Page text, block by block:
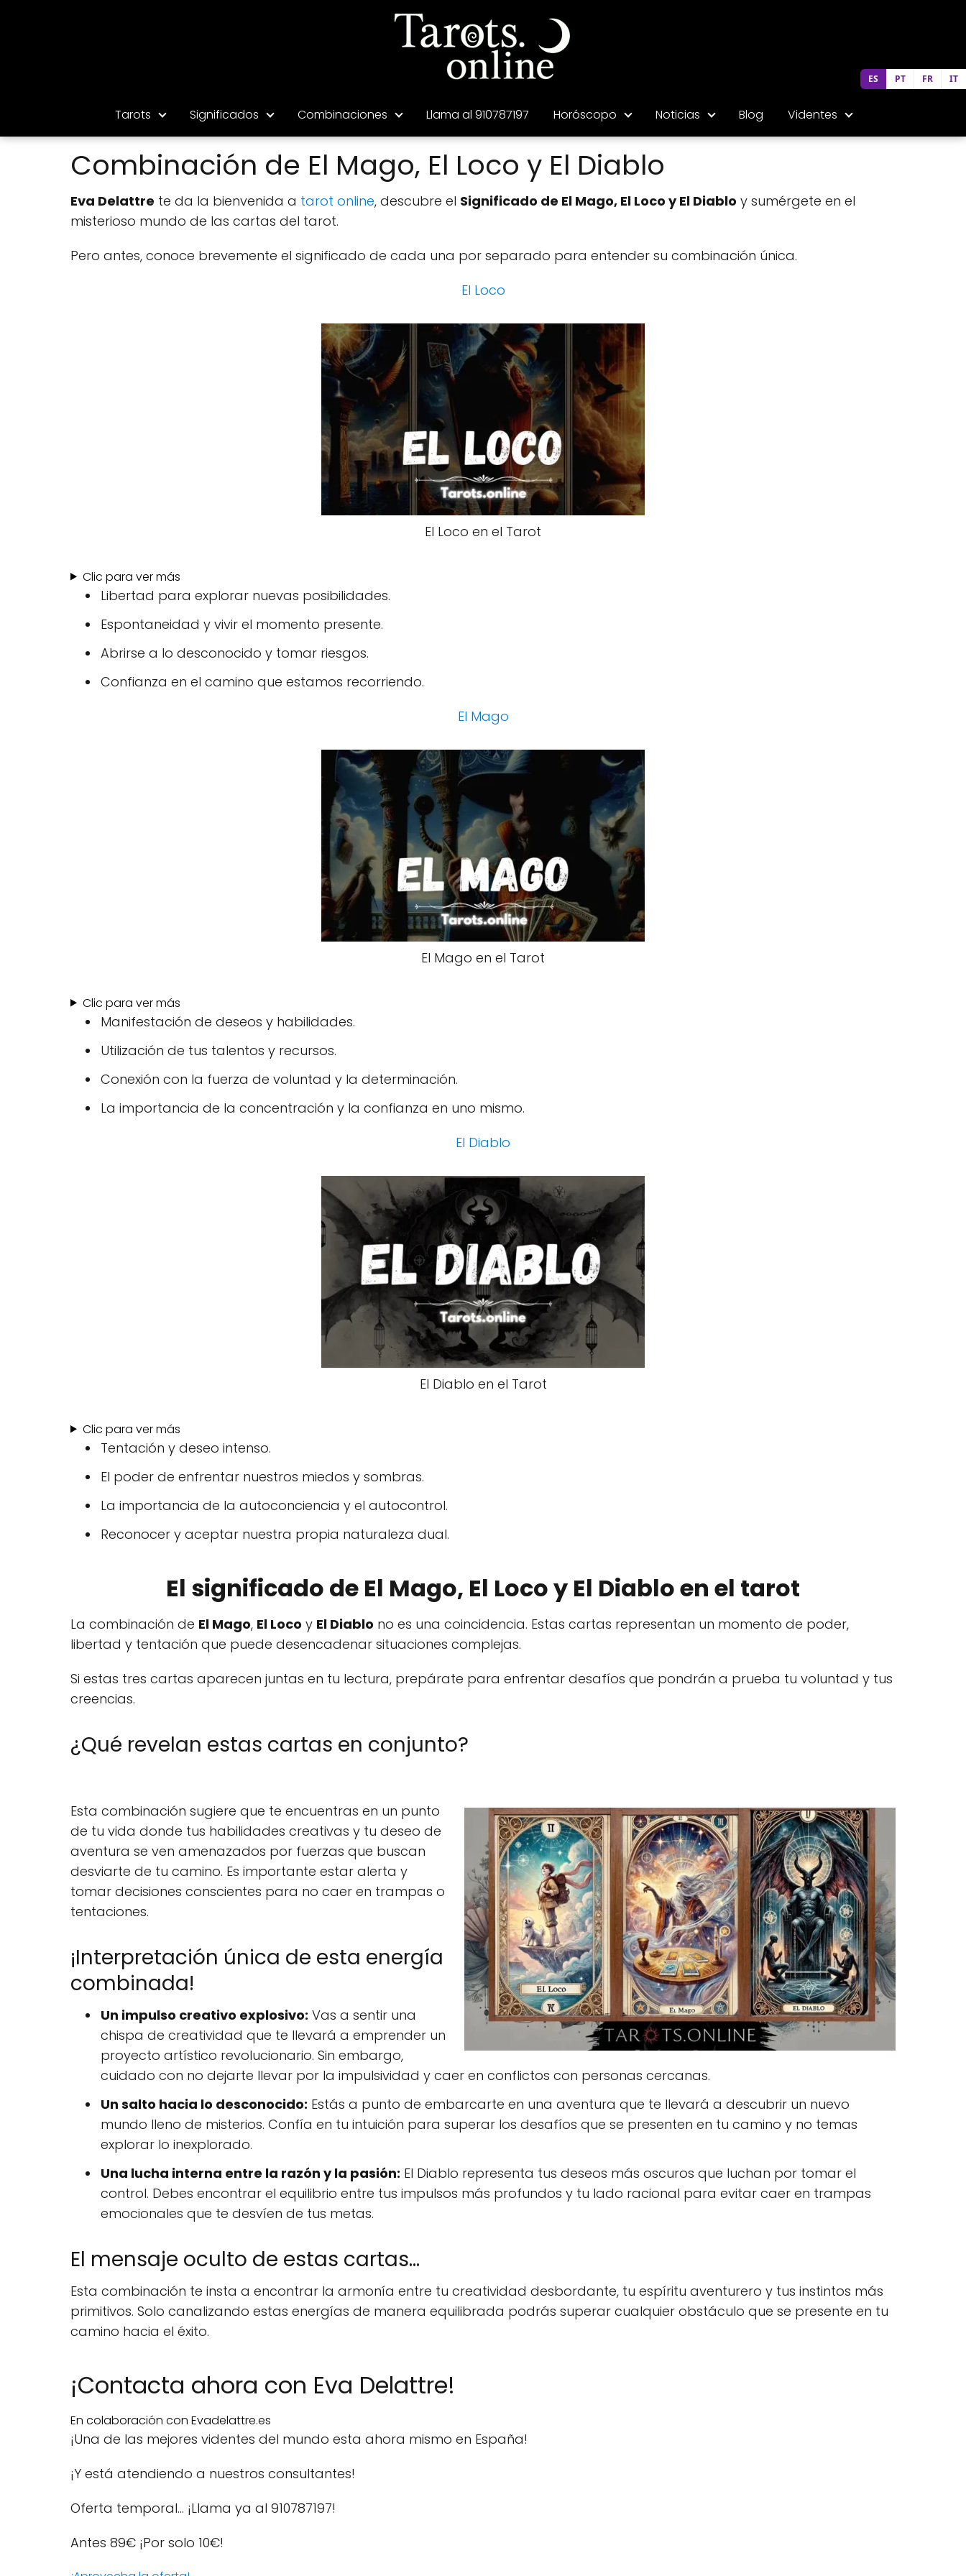
Tarots Significados Combinaciones Llama al 910787197 Horóscopo Noticias Blog Videntes
Combinación de El Mago, El Loco y El Diablo
Eva Delattre te da la bienvenida a tarot online, descubre el Significado de El Mago, El Loco y El Diablo y sumérgete en el
misterioso mundo de las cartas del tarot.
Pero antes, conoce brevemente el significado de cada una por separado para entender su combinación única.
El Loco
El Loco en el Tarot
Clic para ver más
Libertad para explorar nuevas posibilidades.
Espontaneidad y vivir el momento presente.
Abrirse a lo desconocido y tomar riesgos.
Confianza en el camino que estamos recorriendo.
El Mago
El Mago en el Tarot
Clic para ver más
Manifestación de deseos y habilidades.
Utilización de tus talentos y recursos.
Conexión con la fuerza de voluntad y la determinación.
La importancia de la concentración y la confianza en uno mismo.
El Diablo
El Diablo en el Tarot
Clic para ver más
Tentación y deseo intenso.
El poder de enfrentar nuestros miedos y sombras.
La importancia de la autoconciencia y el autocontrol.
Reconocer y aceptar nuestra propia naturaleza dual.
El significado de El Mago, El Loco y El Diablo en el tarot
La combinación de El Mago, El Loco y El Diablo no es una coincidencia. Estas cartas representan un momento de poder,
libertad y tentación que puede desencadenar situaciones complejas.
Si estas tres cartas aparecen juntas en tu lectura, prepárate para enfrentar desafíos que pondrán a prueba tu voluntad y tus
creencias.
¿Qué revelan estas cartas en conjunto?
Esta combinación sugiere que te encuentras en un punto
de tu vida donde tus habilidades creativas y tu deseo de
aventura se ven amenazados por fuerzas que buscan
desviarte de tu camino. Es importante estar alerta y
tomar decisiones conscientes para no caer en trampas o
tentaciones.
¡Interpretación única de esta energía
combinada!
Un impulso creativo explosivo: Vas a sentir una
chispa de creatividad que te llevará a emprender un
proyecto artístico revolucionario. Sin embargo,
cuidado con no dejarte llevar por la impulsividad y caer en conflictos con personas cercanas.
Un salto hacia lo desconocido: Estás a punto de embarcarte en una aventura que te llevará a descubrir un nuevo
mundo lleno de misterios. Confía en tu intuición para superar los desafíos que se presenten en tu camino y no temas
explorar lo inexplorado.
Una lucha interna entre la razón y la pasión: El Diablo representa tus deseos más oscuros que luchan por tomar el
control. Debes encontrar el equilibrio entre tus impulsos más profundos y tu lado racional para evitar caer en trampas
emocionales que te desvíen de tus metas.
El mensaje oculto de estas cartas...
Esta combinación te insta a encontrar la armonía entre tu creatividad desbordante, tu espíritu aventurero y tus instintos más
primitivos. Solo canalizando estas energías de manera equilibrada podrás superar cualquier obstáculo que se presente en tu
camino hacia el éxito.
¡Contacta ahora con Eva Delattre!
En colaboración con Evadelattre.es
¡Una de las mejores videntes del mundo esta ahora mismo en España!
¡Y está atendiendo a nuestros consultantes!
Oferta temporal… ¡Llama ya al 910787197!
Antes 89€ ¡Por solo 10€!
ES PT FR IT